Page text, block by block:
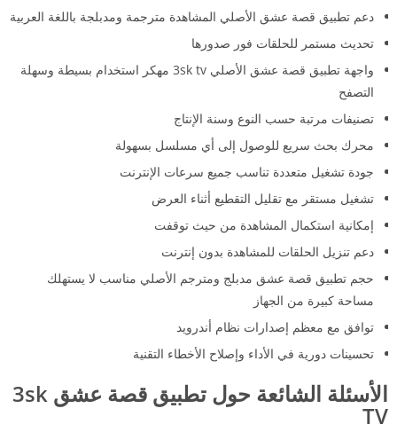
دعم تطبيق قصة عشق الأصلي المشاهدة مترجمة ومدبلجة باللغة العربية
تحديث مستمر للحلقات فور صدورها
واجهة تطبيق قصة عشق الأصلي 3sk tv مهكر استخدام بسيطة وسهلة
التصفح
تصنيفات مرتبة حسب النوع وسنة الإنتاج
محرك بحث سريع للوصول إلى أي مسلسل بسهولة
جودة تشغيل متعددة تناسب جميع سرعات الإنترنت
تشغيل مستقر مع تقليل التقطيع أثناء العرض
إمكانية استكمال المشاهدة من حيث توقفت
دعم تنزيل الحلقات للمشاهدة بدون إنترنت
حجم تطبيق قصة عشق مدبلج ومترجم الأصلي مناسب لا يستهلك
مساحة كبيرة من الجهاز
توافق مع معظم إصدارات نظام أندرويد
تحسينات دورية في الأداء وإصلاح الأخطاء التقنية
الأسئلة الشائعة حول تطبيق قصة عشق 3sk
TV